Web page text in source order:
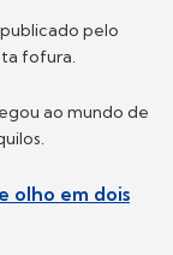
pelo
fofura.
ao mundo de
olho em dois